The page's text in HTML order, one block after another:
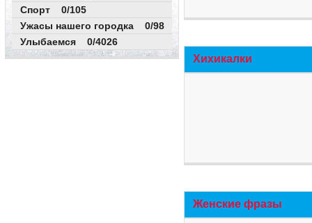
Спорт 0/105
Ужасы нашего городка 0/98
Улыбаемся 0/4026
Хихикалки
Женские фразы